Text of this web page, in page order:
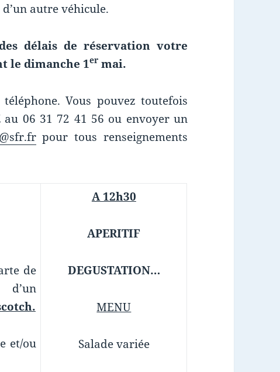
autre véhicule.
délais de réservation votre
le dimanche 1er mai.
Vous pouvez toutefois
au 06 31 72 41 56 ou envoyer un
pour tous renseignements
de
et/ou
A 12h30
APERITIF
DEGUSTATION…
MENU
Salade variée